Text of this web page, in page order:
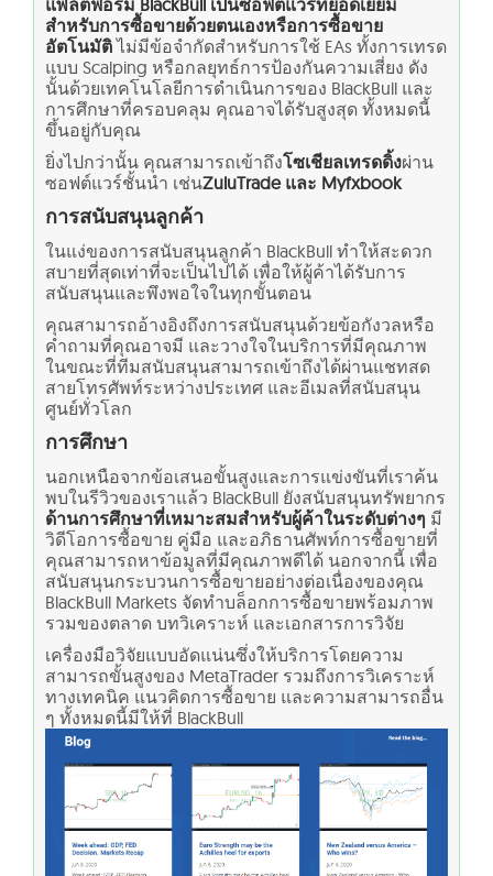
สำหรับการซื้อขายด้วยตนเองหรือการซื้อขาย
อัตโนมัติไม่มีข้อจำกัดสำหรับการใช้ EAs ทั้งการเทรด
แบบ Scalping หรือกลยุทธ์การป้องกันความเสี่ยง ดัง
นั้นด้วยเทคโนโลยีการดำเนินการของ BlackBull และ
การศึกษาที่ครอบคลุม คุณอาจได้รับสูงสุด ทั้งหมดนี้
ขึ้นอยู่กับคุณ
ยิ่งไปกว่านั้น คุณสามารถเข้าถึงโซเชียลเทรดดิ้งผ่าน
ซอฟต์แวร์ชั้นนำ เช่นZuluTrade และ Myfxbook
การสนับสนุนลูกค้า
ในแง่ของการสนับสนุนลูกค้า BlackBull ทำให้สะดวก
สบายที่สุดเท่าที่จะเป็นไปได้ เพื่อให้ผู้ค้าได้รับการ
สนับสนุนและพึงพอใจในทุกขั้นตอน
คุณสามารถอ้างอิงถึงการสนับสนุนด้วยข้อกังวลหรือ
คำถามที่คุณอาจมี และวางใจในบริการที่มีคุณภาพ
ในขณะที่ทีมสนับสนุนสามารถเข้าถึงได้ผ่านแชทสด
สายโทรศัพท์ระหว่างประเทศ และอีเมลที่สนับสนุน
ศูนย์ทั่วโลก
การศึกษา
นอกเหนือจากข้อเสนอขั้นสูงและการแข่งขันที่เราค้น
พบในรีวิวของเราแล้ว BlackBull ยังสนับสนุนทรัพยากร
ด้านการศึกษาที่เหมาะสมสำหรับผู้ค้าในระดับต่างๆ มี
วิดีโอการซื้อขาย คู่มือ และอภิธานศัพท์การซื้อขายที่
คุณสามารถหาข้อมูลที่มีคุณภาพดีได้ นอกจากนี้ เพื่อ
สนับสนุนกระบวนการซื้อขายอย่างต่อเนื่องของคุณ
BlackBull Markets จัดทำบล็อกการซื้อขายพร้อมภาพ
รวมของตลาด บทวิเคราะห์ และเอกสารการวิจัย
เครื่องมือวิจัยแบบอัดแน่นซึ่งให้บริการโดยความ
สามารถขั้นสูงของ MetaTrader รวมถึงการวิเคราะห์
ทางเทคนิค แนวคิดการซื้อขาย และความสามารถอื่น
ๆ ทั้งหมดนี้มีให้ที่ BlackBull